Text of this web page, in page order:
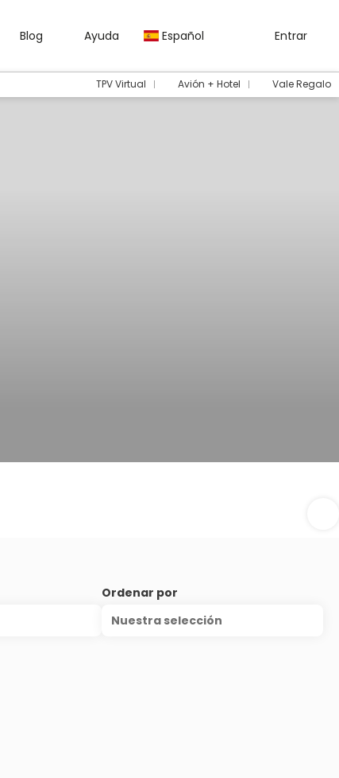
Blog Ayuda Español Entrar
TPV Virtual Avión + Hotel Vale Regalo
Ordenar por
Nuestra selección